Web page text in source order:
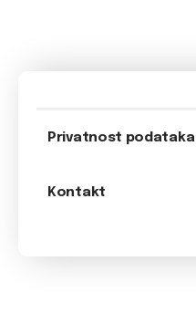
Privatnost podataka
Kontakt